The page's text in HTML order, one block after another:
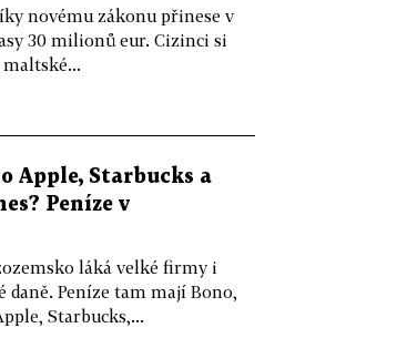
novému zákonu přinese v
30 milionů eur. Cizinci si
Apple, Starbucks a
Peníze v
láká velké firmy i
daně. Peníze tam mají Bono,
Starbucks,...